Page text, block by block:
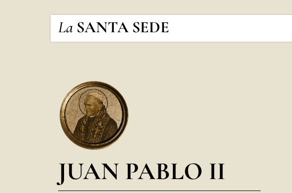
La SANTA SEDE
JUAN PABLO II